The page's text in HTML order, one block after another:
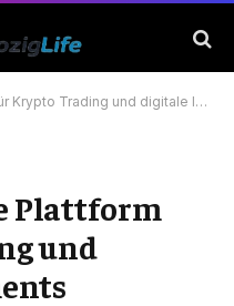
Trading und digitale Investments
Plattform
und